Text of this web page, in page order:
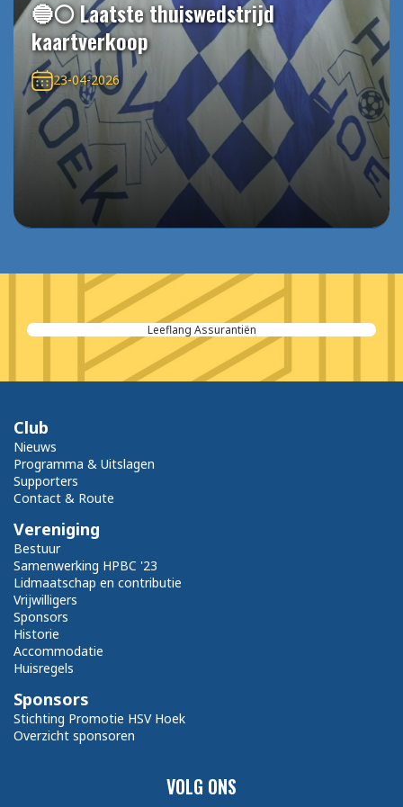
🔵⚪️ Laatste thuiswedstrijd
kaartverkoop
23-04-2026
Leeflang Assurantiën
VOLG ONS
Club
Nieuws
Programma & Uitslagen
Supporters
Contact & Route
Vereniging
Bestuur
Samenwerking HPBC '23
Lidmaatschap en contributie
Vrijwilligers
Sponsors
Historie
Accommodatie
Huisregels
Sponsors
Stichting Promotie HSV Hoek
Overzicht sponsoren